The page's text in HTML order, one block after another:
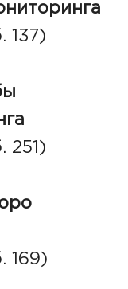
137)
251)
169)